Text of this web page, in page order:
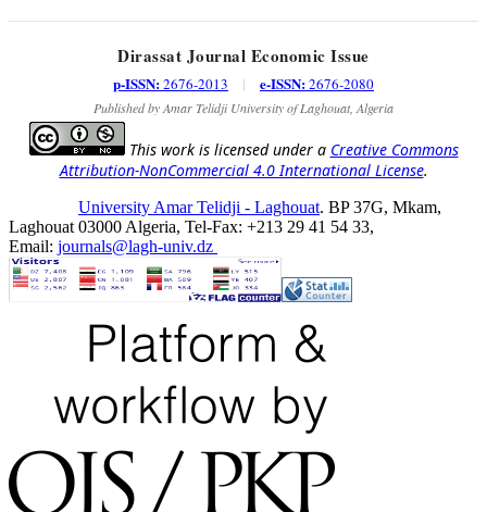
Dirassat Journal Economic Issue
p-ISSN:2676-2013 | e-ISSN:2676-2080
Published by Amar Telidji University of Laghouat, Algeria
This work is licensed under a Creative Commons
Attribution-NonCommercial 4.0 International License.
University Amar Telidji - Laghouat. BP 37G, Mkam,
Laghouat 03000 Algeria, Tel-Fax: +213 29 41 54 33,
Email: journals@lagh-univ.dz